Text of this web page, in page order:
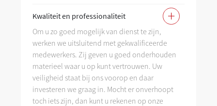
Kwaliteit en professionaliteit +
Om u zo goed mogelijk van dienst te zijn,
werken we uitsluitend met gekwalificeerde
medewerkers. Zij geven u goed onderhouden
materieel waar u op kunt vertrouwen. Uw
veiligheid staat bij ons voorop en daar
investeren we graag in. Mocht er onverhoopt
toch iets zijn, dan kunt u rekenen op onze